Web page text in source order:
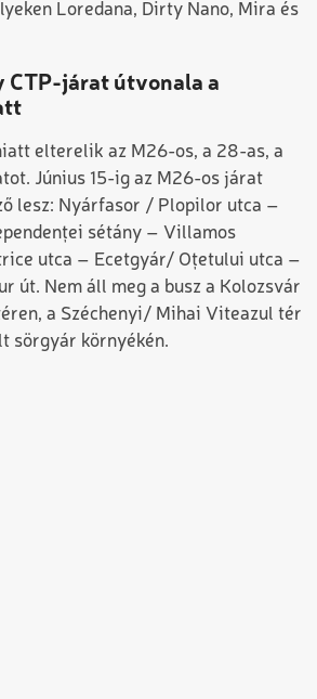
Loredana, Dirty Nano, Mira és
CTP-járat útvonala a
elterelik az M26-os, a 28-as, a
Június 15-ig az M26-os járat
lesz: Nyárfasor / Plopilor utca –
sétány – Villamos
utca – Ecetgyár/ Oțetului utca –
út. Nem áll meg a busz a Kolozsvár
a Széchenyi/ Mihai Viteazul tér
sörgyár környékén.